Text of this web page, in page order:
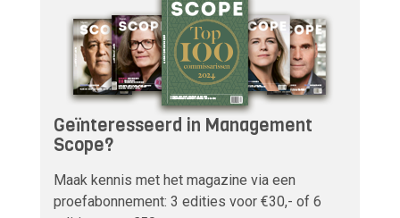
Geïnteresseerd in Management
Scope?
Maak kennis met het magazine via een
proefabonnement: 3 edities voor €30,- of 6